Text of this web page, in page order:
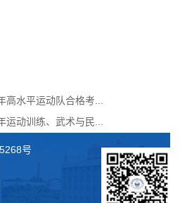
高水平运动队合格考...
运动训练、武术与民...
号